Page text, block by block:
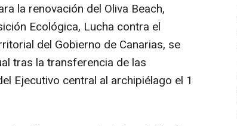
la renovación del Oliva Beach,
Ecológica, Lucha contra el
del Gobierno de Canarias, se
tras la transferencia de las
Ejecutivo central al archipiélago el 1